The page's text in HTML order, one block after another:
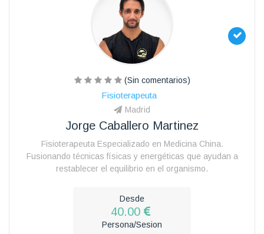
(Sin comentarios)
Fisioterapeuta
Madrid
Jorge Caballero Martinez
Fisioterapeuta Especializado en Medicina China.
Fusionando técnicas físicas y energéticas que ayudan a
restablecer el equilibrio en el organismo.
Desde
40.00
Persona/Sesion